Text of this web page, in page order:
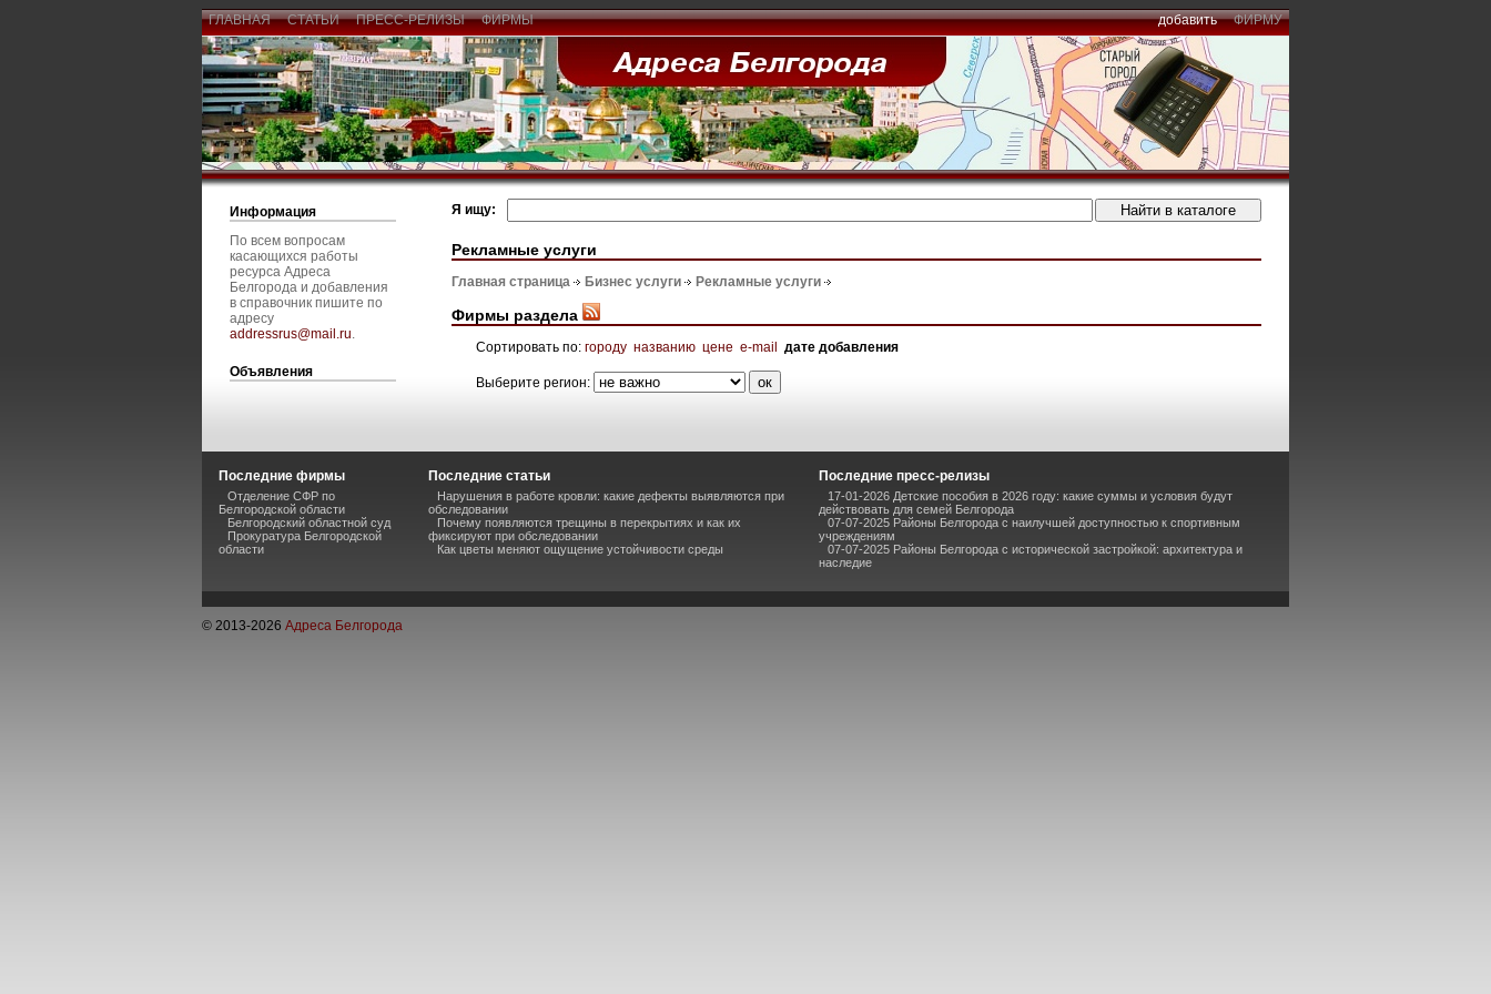
ГЛАВНАЯ СТАТЬИ ПРЕСС-РЕЛИЗЫ ФИРМЫ добавить ФИРМУ
Информация
По всем вопросам
касающихся работы
ресурса Адреса
Белгорода и добавления
в справочник пишите по
адресу
addressrus@mail.ru.
Объявления
Я ищу:
Рекламные услуги
Главная страница Бизнес услуги Рекламные услуги
Фирмы раздела
Сортировать по: городу названию цене e-mail дате добавления
Выберите регион:
Последние фирмы
Отделение СФР по
Белгородской области
Белгородский областной суд
Прокуратура Белгородской
области
Последние статьи
Нарушения в работе кровли: какие дефекты выявляются при
обследовании
Почему появляются трещины в перекрытиях и как их
фиксируют при обследовании
Как цветы меняют ощущение устойчивости среды
Последние пресс-релизы
17-01-2026 Детские пособия в 2026 году: какие суммы и условия будут
действовать для семей Белгорода
07-07-2025 Районы Белгорода с наилучшей доступностью к спортивным
учреждениям
07-07-2025 Районы Белгорода с исторической застройкой: архитектура и
наследие
© 2013-2026 Адреса Белгорода